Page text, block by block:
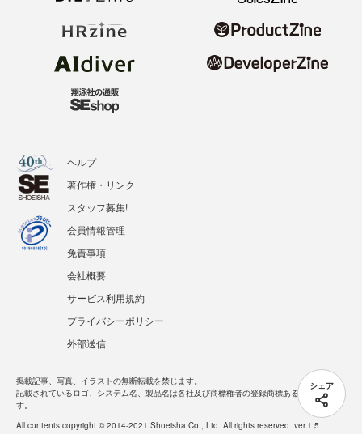
シェア
ヘルプ
著作権・リンク
スタッフ募集!
会員情報管理
免責事項
会社概要
サービス利用規約
プライバシーポリシー
外部送信
掲載記事、写真、イラストの無断転載を禁じます。
記載されているロゴ、システム名、製品名は各社及び商標権者の登録商標あるいは商標で
す。
All contents copyright © 2014-2021 Shoeisha Co., Ltd. All rights reserved. ver.1.5